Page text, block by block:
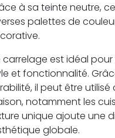
à sa teinte neutre,
palettes de
carrelage est idéal
et fonctionnalité.
il peut être
notamment les
unique ajoute une
globale.